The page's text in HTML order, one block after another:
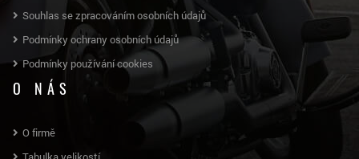
Souhlas se zpracováním osobních údajů
Podmínky ochrany osobních údajů
Podmínky používání cookies
O NÁS
O firmě